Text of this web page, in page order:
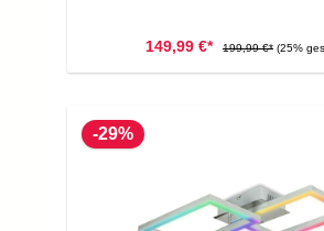
149,99 €* 199,99 €* (25%
-29%